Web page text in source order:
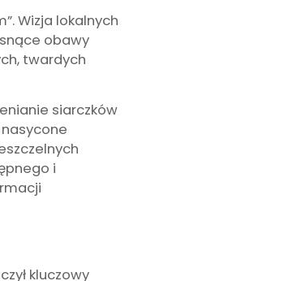
Wizja lokalnych
obawy
twardych
siarczków
i
kluczowy